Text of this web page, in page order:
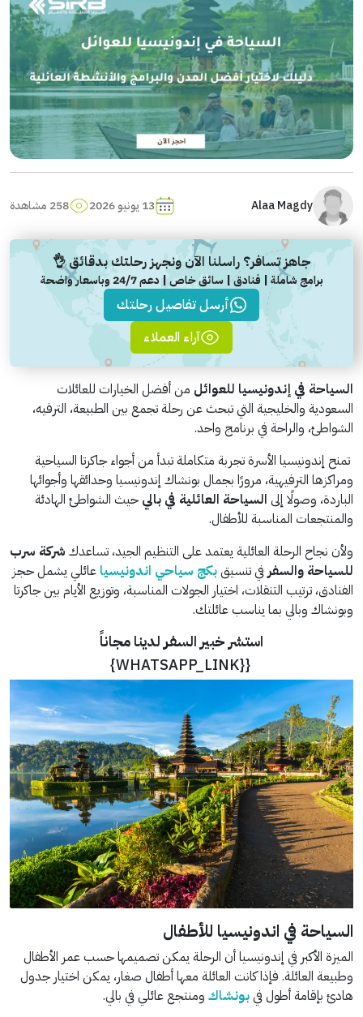
Alaa Magdy 13 يونيو 2026 258 مشاهدة
جاهز تسافر؟ راسلنا الآن ونجهز رحلتك بدقائق 👌
برامج شاملة | فنادق | سائق خاص | دعم 24/7 وباسعار واضحة
أرسل تفاصيل رحلتك
آراء العملاء
السياحة في إندونيسيا للعوائل من أفضل الخيارات للعائلات
السعودية والخليجية التي تبحث عن رحلة تجمع بين الطبيعة، الترفيه،
الشواطئ، والراحة في برنامج واحد.
تمنح إندونيسيا الأسرة تجربة متكاملة تبدأ من أجواء جاكرتا السياحية
ومراكزها الترفيهية، مرورًا بجمال بونشاك إندونيسيا وحدائقها وأجوائها
الباردة، وصولًا إلى السياحة العائلية في بالي حيث الشواطئ الهادئة
والمنتجعات المناسبة للأطفال.
ولأن نجاح الرحلة العائلية يعتمد على التنظيم الجيد، تساعدك شركة سرب
للسياحة والسفرفي تنسيقبكج سياحي اندونيسيا عائلي يشمل حجز
الفنادق، ترتيب التنقلات، اختيار الجولات المناسبة، وتوزيع الأيام بين جاكرتا
وبونشاك وبالي بما يناسب عائلتك.
استشر خبير السفر لدينا مجاناً
{{WHATSAPP_LINK}
السياحة في اندونيسيا للأطفال
الميزة الأكبر في إندونيسيا أن الرحلة يمكن تصميمها حسب عمر الأطفال
وطبيعة العائلة. فإذا كانت العائلة معها أطفال صغار، يمكن اختيار جدول
هادئ بإقامة أطول فيبونشاك ومنتجع عائلي في بالي.